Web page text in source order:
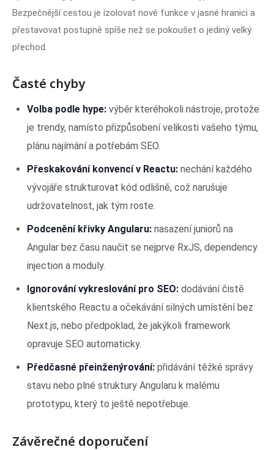
Bezpečnější cestou je izolovat nové funkce v jasné hranici a
přestavovat postupně spíše než se pokoušet o jediný velký
přechod.
Časté chyby
Volba podle hype: výběr kteréhokoli nástroje, protože
je trendy, namísto přizpůsobení velikosti vašeho týmu,
plánu najímání a potřebám SEO.
Přeskakování konvencí v Reactu: nechání každého
vývojáře strukturovat kód odlišně, což narušuje
udržovatelnost, jak tým roste.
Podcenění křivky Angularu: nasazení juniorů na
Angular bez času naučit se nejprve RxJS, dependency
injection a moduly.
Ignorování vykreslování pro SEO: dodávání čistě
klientského Reactu a očekávání silných umístění bez
Next.js, nebo předpoklad, že jakýkoli framework
opravuje SEO automaticky.
Předčasné přeinženýrování: přidávání těžké správy
stavu nebo plné struktury Angularu k malému
prototypu, který to ještě nepotřebuje.
Závěrečné doporučení